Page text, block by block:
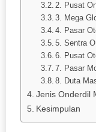
2. Pusat
3. Mega
4. Pasar
5. Sentra
6. Pusat
7. Pasar
8. Duta
Jenis Onderdil
Kesimpulan